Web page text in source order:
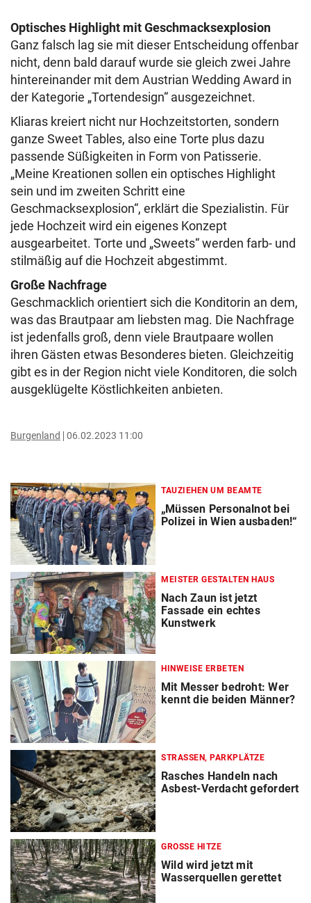
Optisches Highlight mit Geschmacksexplosion
Ganz falsch lag sie mit dieser Entscheidung offenbar
nicht, denn bald darauf wurde sie gleich zwei Jahre
hintereinander mit dem Austrian Wedding Award in
der Kategorie „Tortendesign“ ausgezeichnet.
Kliaras kreiert nicht nur Hochzeitstorten, sondern
ganze Sweet Tables, also eine Torte plus dazu
passende Süßigkeiten in Form von Patisserie.
„Meine Kreationen sollen ein optisches Highlight
sein und im zweiten Schritt eine
Geschmacksexplosion“, erklärt die Spezialistin. Für
jede Hochzeit wird ein eigenes Konzept
ausgearbeitet. Torte und „Sweets“ werden farb- und
stilmäßig auf die Hochzeit abgestimmt.
Große Nachfrage
Geschmacklich orientiert sich die Konditorin an dem,
was das Brautpaar am liebsten mag. Die Nachfrage
ist jedenfalls groß, denn viele Brautpaare wollen
ihren Gästen etwas Besonderes bieten. Gleichzeitig
gibt es in der Region nicht viele Konditoren, die solch
ausgeklügelte Köstlichkeiten anbieten.
Burgenland 06.02.2023 11:00
TAUZIEHEN UM BEAMTE
„Müssen Personalnot bei
Polizei in Wien ausbaden!“
MEISTER GESTALTEN HAUS
Nach Zaun ist jetzt
Fassade ein echtes
Kunstwerk
HINWEISE ERBETEN
Mit Messer bedroht: Wer
kennt die beiden Männer?
STRASSEN, PARKPLÄTZE
Rasches Handeln nach
Asbest-Verdacht gefordert
GROSSE HITZE
Wild wird jetzt mit
Wasserquellen gerettet